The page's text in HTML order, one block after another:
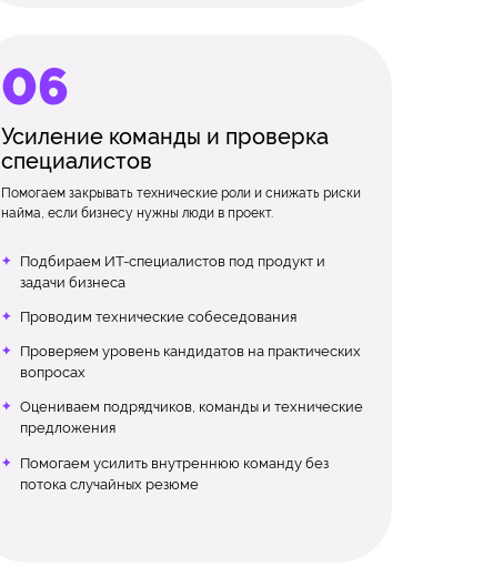
Усиление команды и проверка
специалистов
Помогаем закрывать технические роли и снижать риски
найма, если бизнесу нужны люди в проект.
Подбираем ИТ-специалистов под продукт и
задачи бизнеса
Проводим технические собеседования
Проверяем уровень кандидатов на практических
вопросах
Оцениваем подрядчиков, команды и технические
предложения
Помогаем усилить внутреннюю команду без
потока случайных резюме